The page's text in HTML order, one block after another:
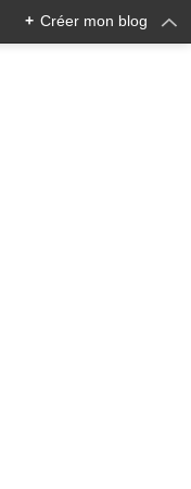
+ Créer mon blog